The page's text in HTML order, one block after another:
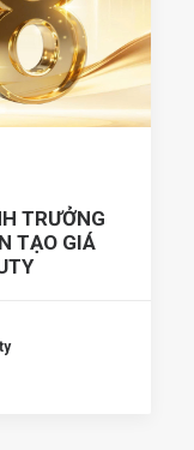
TRƯỞNG
TẠO GIÁ